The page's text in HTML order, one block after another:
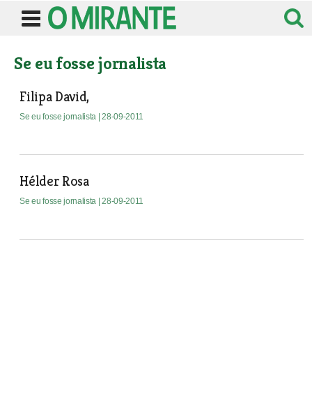
Se eu fosse jornalista
Filipa David,
Se eu fosse jornalista | 28-09-2011
Hélder Rosa
Se eu fosse jornalista | 28-09-2011